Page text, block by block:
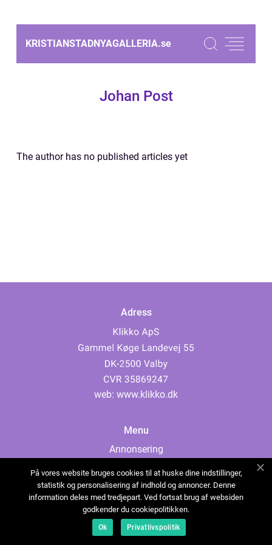
KRISTIANSTADNYAGALLERIA.se
Johan Post
The author has no published articles yet
Adress
web: www.klikko.dk
Menu
Annonsering
Cookies
Kontakta oss
Sitemap
På vores website bruges cookies til at huske dine indstillinger,
statistik og personalisering af indhold og annoncer. Denne
information deles med tredjepart. Ved fortsat brug af websiden
godkender du cookiepolitikken.
Ok Privatlivspolitik